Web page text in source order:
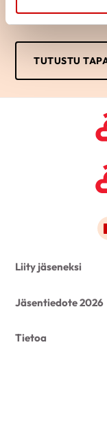
TUTUSTU
Liity jäseneksi
Jäsentiedote 2026
Tietoa